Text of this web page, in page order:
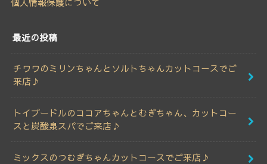
最近の投稿
チワワのミリンちゃんとソルトちゃんカットコースでご
来店♪
トイプードルのココアちゃんとむぎちゃん、カットコー
スと炭酸泉スパでご来店♪
ミックスのつむぎちゃんカットコースでご来店♪